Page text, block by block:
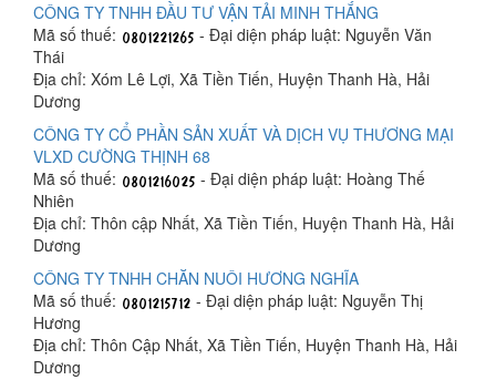
CÔNG TY TNHH ĐẦU TƯ VẬN TẢI MINH THẮNG
Mã số thuế:
- Đại diện pháp luật: Nguyễn Văn
Thái
Địa chỉ: Xóm Lê Lợi, Xã Tiền Tiến, Huyện Thanh Hà, Hải
Dương
CÔNG TY CỔ PHẦN SẢN XUẤT VÀ DỊCH VỤ THƯƠNG MẠI
VLXD CƯỜNG THỊNH 68
Mã số thuế:
- Đại diện pháp luật: Hoàng Thế
Nhiên
Địa chỉ: Thôn cập Nhất, Xã Tiền Tiến, Huyện Thanh Hà, Hải
Dương
CÔNG TY TNHH CHĂN NUÔI HƯƠNG NGHĨA
Mã số thuế:
- Đại diện pháp luật: Nguyễn Thị
Hương
Địa chỉ: Thôn Cập Nhất, Xã Tiền Tiến, Huyện Thanh Hà, Hải
Dương